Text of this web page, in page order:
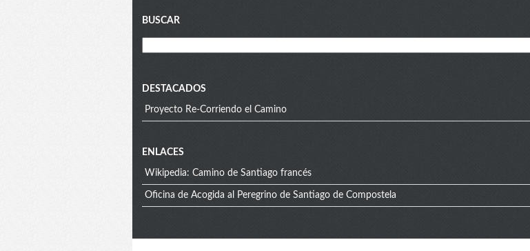
Blog
menu
BUSCAR
DESTACADOS
Proyecto Re-Corriendo el Camino
Extra
menu
ENLACES
Wikipedia: Camino de Santiago francés
Oficina de Acogida al Peregrino de Santiago de Compostela